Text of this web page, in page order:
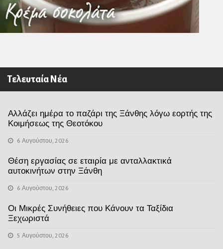
Τελευταία Νέα
Αλλάζει ημέρα το παζάρι της Ξάνθης λόγω εορτής της
Κοιμήσεως της Θεοτόκου
6 Αυγούστου, 2026
Θέση εργασίας σε εταιρία με ανταλλακτικά
αυτοκινήτων στην Ξάνθη
6 Αυγούστου, 2026
Οι Μικρές Συνήθειες που Κάνουν τα Ταξίδια
Ξεχωριστά
5 Αυγούστου, 2026